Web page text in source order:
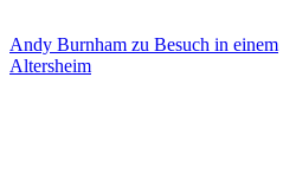
Andy Burnham zu Besuch in einem
Altersheim